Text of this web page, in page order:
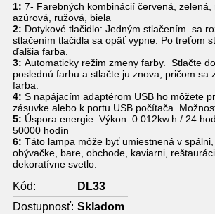
1: 7- Farebných kombinácií červená, zelená,
azúrová, ružová, biela
2: Dotykové tlačidlo: Jedným stlačením sa
stlačením tlačidla sa opäť vypne. Po treťom
ďalšia farba.
3: Automaticky režim zmeny farby. Stlačte
poslednú farbu a stlačte ju znova, pričom sa
farba.
4: S napájacím adaptérom USB ho môžete
zásuvke alebo k portu USB počítača.
5: Úspora energie. Výkon: 0.012kw.h / 24
50000 hodín
6: Táto lampa môže byť umiestnená v
obývačke, bare, obchode, kaviarni,
dekoratívne svetlo.
Kód:
DL33
Dostupnosť: Skladom